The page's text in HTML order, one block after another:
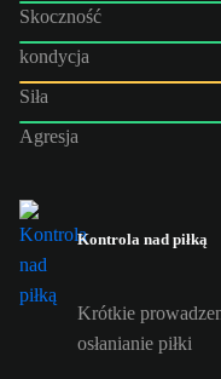
Skoczność
kondycja
Siła
Agresja
Kontrola nad piłką
Krótkie
osłanianie piłki